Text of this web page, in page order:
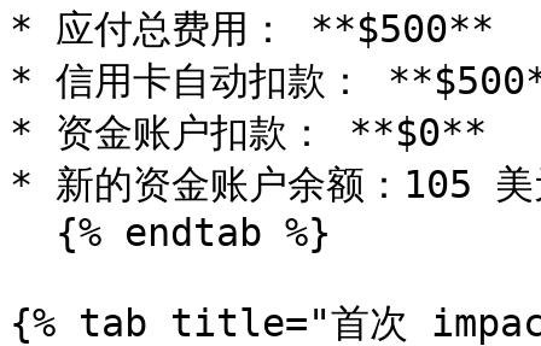
* 应付总费用： **$500** （
* 信用卡自动扣款：
* 资金账户扣款： **$0**
* 新的资金账户余额：105
{% tab title="首次